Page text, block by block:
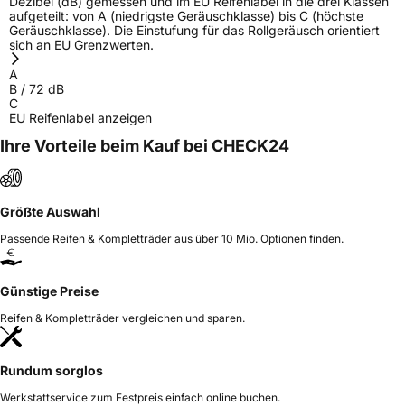
aufgeteilt: von A (niedrigste Geräuschklasse) bis C (höchste
Geräuschklasse). Die Einstufung für das Rollgeräusch orientiert
sich an EU Grenzwerten.
A
B / 72 dB
C
EU Reifenlabel anzeigen
Ihre Vorteile beim Kauf bei CHECK24
Größte Auswahl
Passende Reifen & Kompletträder aus über 10 Mio. Optionen finden.
Günstige Preise
Reifen & Kompletträder vergleichen und sparen.
Rundum sorglos
Werkstattservice zum Festpreis einfach online buchen.